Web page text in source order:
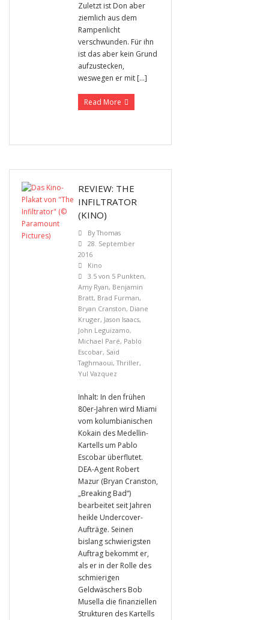
Zuletzt ist Don aber
ziemlich aus dem
Rampenlicht
verschwunden. Für ihn
ist das aber kein Grund
aufzustecken,
weswegen er mit […]
Read More
REVIEW: THE
INFILTRATOR
(KINO)
ByThomas
28. September
2016
Kino
3.5 von 5 Punkten,
Amy Ryan, Benjamin
Bratt, Brad Furman,
Bryan Cranston, Diane
Kruger, Jason Isaacs,
John Leguizamo,
Michael Paré, Pablo
Escobar, Saïd
Taghmaoui,Thriller,
Yul Vazquez
Inhalt: In den frühen
80er-Jahren wird Miami
vom kolumbianischen
Kokain des Medellin-
Kartells um Pablo
Escobar überflutet.
DEA-Agent Robert
Mazur (Bryan Cranston,
„Breaking Bad“)
bearbeitet seit Jahren
heikle Undercover-
Aufträge. Seinen
bislang schwierigsten
Auftrag bekommt er,
als er in der Rolle des
schmierigen
Geldwäschers Bob
Musella die finanziellen
Strukturen des Kartells